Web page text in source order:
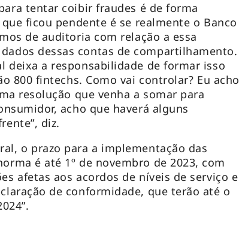
tentar coibir fraudes é de forma
ficou pendente é se realmente o Banco
de auditoria com relação a essa
dessas contas de compartilhamento.
deixa a responsabilidade de formar isso
800 fintechs. Como vai controlar? Eu acho
resolução que venha a somar para
acho que haverá alguns
diz.
o prazo para a implementação das
é até 1º de novembro de 2023, com
afetas aos acordos de níveis de serviço e
de conformidade, que terão até o